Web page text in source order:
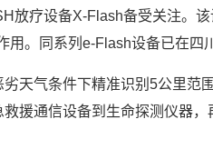
放疗设备X-Flash备受关注。
。同系列e-Flash设备已在四
天气条件下精准识别5公里
援通信设备到生命探测仪器